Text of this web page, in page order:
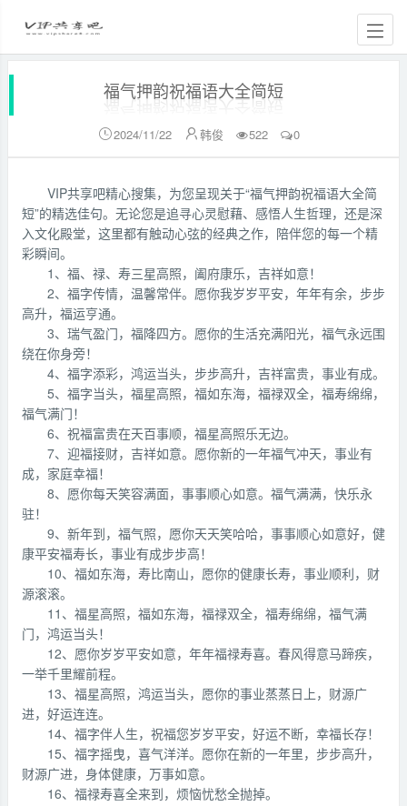
福气押韵祝福语大全简短
2024/11/22 韩俊 522 0
VIP共享吧精心搜集，为您呈现关于“福气押韵祝福语大全简
短”的精选佳句。无论您是追寻心灵慰藉、感悟人生哲理，还是深
入文化殿堂，这里都有触动心弦的经典之作，陪伴您的每一个精
彩瞬间。
1、福、禄、寿三星高照，阖府康乐，吉祥如意！
2、福字传情，温馨常伴。愿你我岁岁平安，年年有余，步步
高升，福运亨通。
3、瑞气盈门，福降四方。愿你的生活充满阳光，福气永远围
绕在你身旁！
4、福字添彩，鸿运当头，步步高升，吉祥富贵，事业有成。
5、福字当头，福星高照，福如东海，福禄双全，福寿绵绵，
福气满门！
6、祝福富贵在天百事顺，福星高照乐无边。
7、迎福接财，吉祥如意。愿你新的一年福气冲天，事业有
成，家庭幸福！
8、愿你每天笑容满面，事事顺心如意。福气满满，快乐永
驻！
9、新年到，福气照，愿你天天笑哈哈，事事顺心如意好，健
康平安福寿长，事业有成步步高！
10、福如东海，寿比南山，愿你的健康长寿，事业顺利，财
源滚滚。
11、福星高照，福如东海，福禄双全，福寿绵绵，福气满
门，鸿运当头！
12、愿你岁岁平安如意，年年福禄寿喜。春风得意马蹄疾，
一举千里耀前程。
13、福星高照，鸿运当头，愿你的事业蒸蒸日上，财源广
进，好运连连。
14、福字伴人生，祝福您岁岁平安，好运不断，幸福长存！
15、福字摇曳，喜气洋洋。愿你在新的一年里，步步高升，
财源广进，身体健康，万事如意。
16、福禄寿喜全来到，烦恼忧愁全抛掉。